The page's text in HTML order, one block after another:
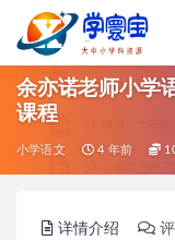
余亦诺老师小学
课程
小学语文 4 年前
详情介绍
全部